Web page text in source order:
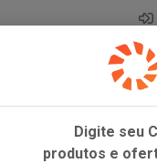
Digite seu
produtos e